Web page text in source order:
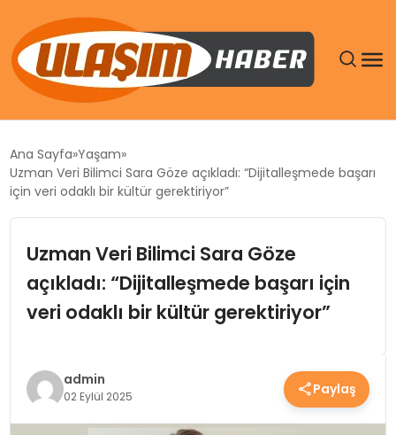
SIYASET
EKONOMI
TEKNOLOJI
SAĞLIK
Ana Sayfa Yaşam
Uzman Veri Bilimci Sara Göze açıkladı: “Dijitalleşmede başarı
için veri odaklı bir kültür gerektiriyor”
Uzman Veri Bilimci Sara Göze
açıkladı: “Dijitalleşmede başarı için
veri odaklı bir kültür gerektiriyor”
admin
02 Eylül 2025 Paylaş